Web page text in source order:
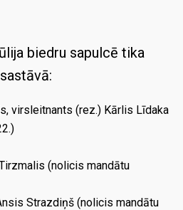
biedru sapulcē tika
virsleitnants (rez.) Kārlis Līdaka
(nolicis mandātu
Strazdiņš (nolicis mandātu